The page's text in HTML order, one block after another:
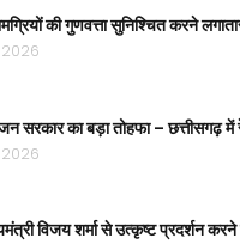
की गुणवत्ता सुनिश्चित करने
2026
सरकार का बड़ा तोहफा – छत्तीसगढ़
2026
विजय शर्मा से उत्कृष्ट प्रदर्शन